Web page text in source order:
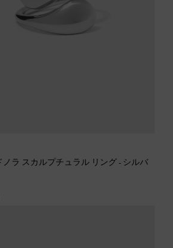
Donora ドノラ スカルプチュラル リング - シルバ